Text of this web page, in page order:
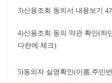
3)신용조회 동의서 내용보기 4
4)신용조회 동의 약관 확인(하
다란에 체크)
5)동의자 실명확인(이름,주민